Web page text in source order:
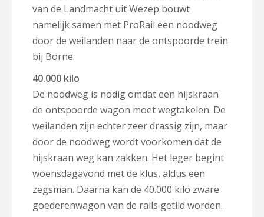
van de Landmacht uit Wezep bouwt
namelijk samen met ProRail een noodweg
door de weilanden naar de ontspoorde trein
bij Borne.
40.000 kilo
De noodweg is nodig omdat een hijskraan
de ontspoorde wagon moet wegtakelen. De
weilanden zijn echter zeer drassig zijn, maar
door de noodweg wordt voorkomen dat de
hijskraan weg kan zakken. Het leger begint
woensdagavond met de klus, aldus een
zegsman. Daarna kan de 40.000 kilo zware
goederenwagon van de rails getild worden.